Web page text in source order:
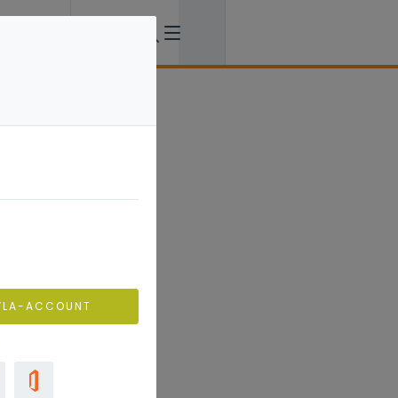
ACCOUNT